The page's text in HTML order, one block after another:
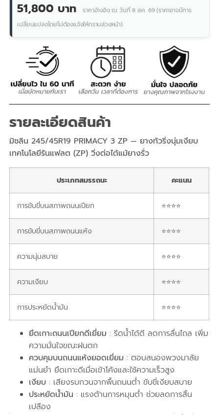
51,800 บาท
ราคาอ้างอิง ณ วันที่ 8 ส.ค. 69 (ราคาอาจมีการ
เปลี่ยนแปลงโดยไม่ต้องแจ้งให้ทราบล่วงหน้า)
รายละเอียดสินค้า
มิชลิน 245/45R19 PRIMACY 3 ZP — ยางทัวริ่งนุ่มเงียบ
เทคโนโลยีรันแฟลต (ZP) วิ่งต่อได้แม้ยางรั่ว
ประเภทสมรรถนะ คะแนน
การขับขี่บนสภาพถนนเปียก ⭐⭐⭐⭐
การขับขี่บนสภาพถนนแห้ง ⭐⭐⭐⭐
ความนุ่มสบาย ⭐⭐⭐⭐
ความเงียบ ⭐⭐⭐⭐
การประหยัดน้ำมัน ⭐⭐⭐⭐
ยึดเกาะถนนเปียกดีเยี่ยม : รีดน้ำได้ดี ลดการลื่นไถล เพิ่ม
ความมั่นใจขณะฝนตก
ควบคุมบนถนนแห้งยอดเยี่ยม : ตอบสนองพวงมาลัย
แม่นยำ ยึดเกาะดีเมื่อเข้าโค้งและใช้ความเร็วสูง
เงียบ : เสียงรบกวนจากพื้นถนนต่ำ ขับขี่เงียบสบาย
ประหยัดน้ำมัน : แรงต้านการหมุนต่ำ ช่วยลดการสิ้น
เปลือง